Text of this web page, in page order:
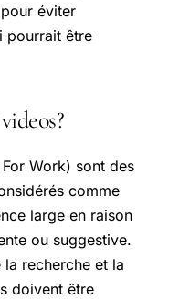
éviter
pourrait être
Work) sont des
comme
large en raison
ou suggestive.
recherche et la
doivent être